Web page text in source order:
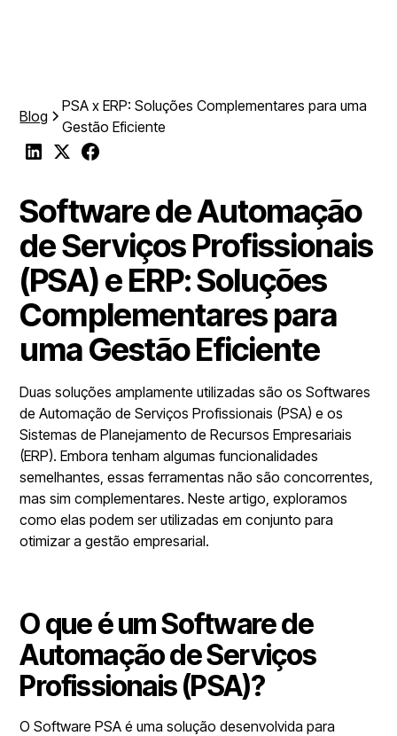
Blog
PSA x ERP: Soluções Complementares para uma
Gestão Eficiente
Software de Automação
de Serviços Profissionais
(PSA) e ERP: Soluções
Complementares para
uma Gestão Eficiente
Duas soluções amplamente utilizadas são os Softwares
de Automação de Serviços Profissionais (PSA) e os
Sistemas de Planejamento de Recursos Empresariais
(ERP). Embora tenham algumas funcionalidades
semelhantes, essas ferramentas não são concorrentes,
mas sim complementares. Neste artigo, exploramos
como elas podem ser utilizadas em conjunto para
otimizar a gestão empresarial.
O que é um Software de
Automação de Serviços
Profissionais (PSA)?
O Software PSA é uma solução desenvolvida para